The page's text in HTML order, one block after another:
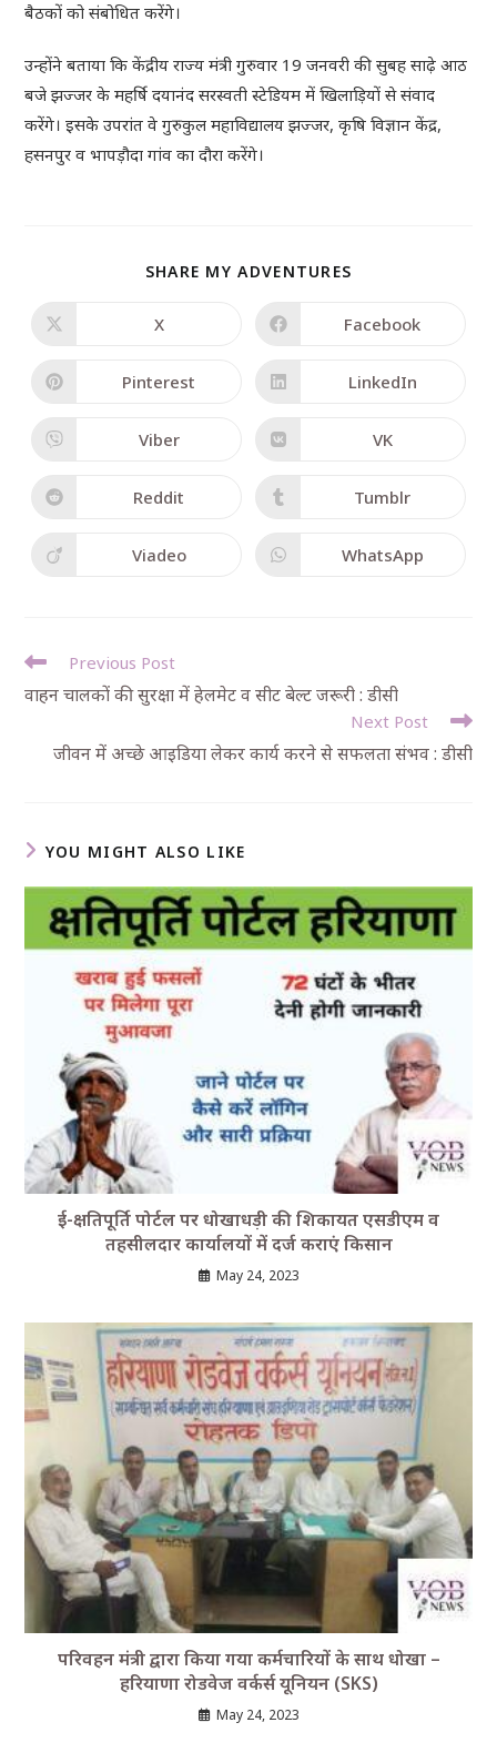
बैठकों को संबोधित करेंगे।
उन्होंने बताया कि केंद्रीय राज्य मंत्री गुरुवार 19 जनवरी की सुबह साढ़े आठ
बजे झज्जर के महर्षि दयानंद सरस्वती स्टेडियम में खिलाड़ियों से संवाद
करेंगे। इसके उपरांत वे गुरुकुल महाविद्यालय झज्जर, कृषि विज्ञान केंद्र,
हसनपुर व भापड़ौदा गांव का दौरा करेंगे।
SHARE MY ADVENTURES
X Facebook
Pinterest LinkedIn
Viber VK
Reddit Tumblr
Viadeo WhatsApp
Previous Post
वाहन चालकों की सुरक्षा में हेलमेट व सीट बेल्ट जरूरी : डीसी
Next Post
जीवन में अच्छे आइडिया लेकर कार्य करने से सफलता संभव : डीसी
YOU MIGHT ALSO LIKE
ई-क्षतिपूर्ति पोर्टल पर धोखाधड़ी की शिकायत एसडीएम व
तहसीलदार कार्यालयों में दर्ज कराएं किसान
May 24, 2023
परिवहन मंत्री द्वारा किया गया कर्मचारियों के साथ धोखा –
हरियाणा रोडवेज वर्कर्स यूनियन (SKS)
May 24, 2023